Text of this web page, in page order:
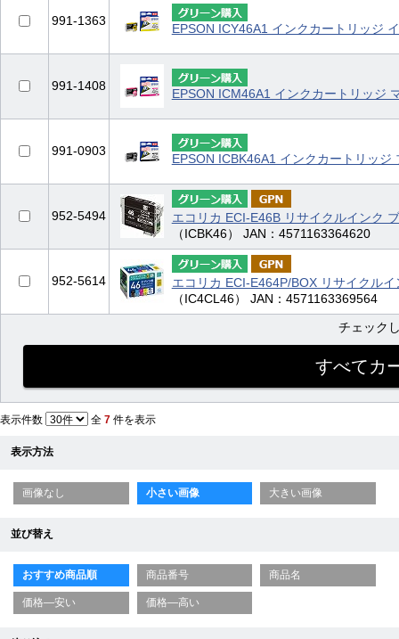
991-1363
EPSON ICY46A1 インクカートリッジ
991-1408
EPSON ICM46A1 インクカートリッジ
991-0903
EPSON ICBK46A1 インクカートリッジ
952-5494
エコリカ ECI-E46B リサイクルインク
（ICBK46） JAN：4571163364620
952-5614
エコリカ ECI-E464P/BOX リサイクル
（IC4CL46） JAN：4571163369564
チェック
表示件数 全 7 件を表示
表示方法
画像なし 小さい画像 大きい画像
並び替え
おすすめ商品順 商品番号 商品名
価格—安い 価格—高い